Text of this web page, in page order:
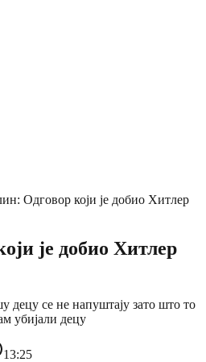
Одговор који је добио Хитлер
је добио Хитлер
децу се не напуштају зато што то
убијали децу
13:25